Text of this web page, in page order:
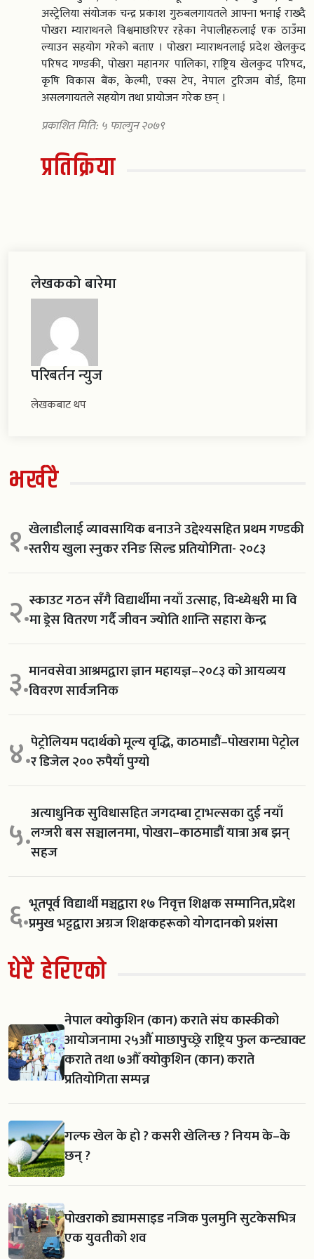
अस्ट्रेलिया संयोजक चन्द्र प्रकाश गुरुबलगायतले आफ्ना भनाई राख्दै
पोखरा म्याराथनले विश्वमाछरिएर रहेका नेपालीहरुलाई एक ठाउँमा
ल्याउन सहयोग गरेको बताए । पोखरा म्याराथनलाई प्रदेश खेलकुद
परिषद गण्डकी, पोखरा महानगर पालिका, राष्ट्रिय खेलकुद परिषद,
कृषि विकास बैंक, केल्मी, एक्स टेप, नेपाल टुरिजम वोर्ड, हिमा
असलगायतले सहयोग तथा प्रायोजन गरेक छन् ।
प्रकाशित मिति: ५ फाल्गुन २०७९
प्रतिक्रिया
लेखकको बारेमा
परिबर्तन न्युज
लेखकबाट थप
भर्खरै
१.खेलाडीलाई व्यावसायिक बनाउने उद्देश्यसहित प्रथम गण्डकी
स्तरीय खुला स्नुकर रनिङ सिल्ड प्रतियोगिता- २०८३
२.स्काउट गठन सँगै विद्यार्थीमा नयाँ उत्साह, विन्ध्येश्वरी मा वि
मा ड्रेस वितरण गर्दै जीवन ज्योति शान्ति सहारा केन्द्र
३.मानवसेवा आश्रमद्वारा ज्ञान महायज्ञ–२०८३ को आयव्यय
विवरण सार्वजनिक
४.पेट्रोलियम पदार्थको मूल्य वृद्धि, काठमाडौं–पोखरामा पेट्रोल
र डिजेल २०० रुपैयाँ पुग्यो
५.अत्याधुनिक सुविधासहित जगदम्बा ट्राभल्सका दुई नयाँ
लग्जरी बस सञ्चालनमा, पोखरा–काठमाडौं यात्रा अब झन्
सहज
६.भूतपूर्व विद्यार्थी मञ्चद्वारा १७ निवृत्त शिक्षक सम्मानित,प्रदेश
प्रमुख भट्टद्वारा अग्रज शिक्षकहरूको योगदानको प्रशंसा
धेरै हेरिएको
नेपाल क्योकुशिन (कान) कराते संघ कास्कीको
आयोजनामा २५औँ माछापुच्छ्रे राष्ट्रिय फुल कन्ट्याक्ट
कराते तथा ७औँ क्योकुशिन (कान) कराते
प्रतियोगिता सम्पन्न
गल्फ खेल के हो ? कसरी खेलिन्छ ? नियम के–के
छन् ?
पोखराको ड्यामसाइड नजिक पुलमुनि सुटकेसभित्र
एक युवतीको शव